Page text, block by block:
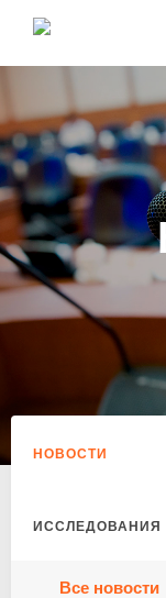
НОВОСТИ
ИССЛЕДОВАНИЯ
Все новости